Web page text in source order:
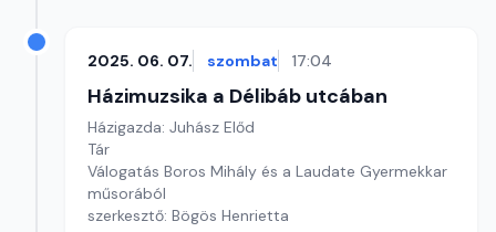
2025. 06. 07. szombat 17:04
Házimuzsika a Délibáb utcában
Házigazda: Juhász Előd
Tár
Válogatás Boros Mihály és a Laudate Gyermekkar
műsorából
szerkesztő: Bögös Henrietta